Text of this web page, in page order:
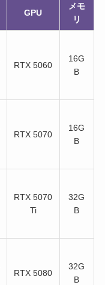
GPU
メモ
リ
RTX 5060
16G
B
RTX 5070
16G
B
RTX 5070
Ti
32G
B
RTX 5080
32G
B